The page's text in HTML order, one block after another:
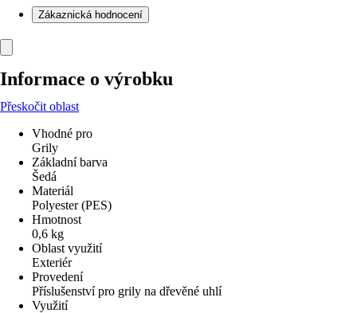
Zákaznická hodnocení
Informace o výrobku
Přeskočit oblast
Vhodné pro
Grily
Základní barva
Šedá
Materiál
Polyester (PES)
Hmotnost
0,6 kg
Oblast využití
Exteriér
Provedení
Příslušenství pro grily na dřevěné uhlí
Využití